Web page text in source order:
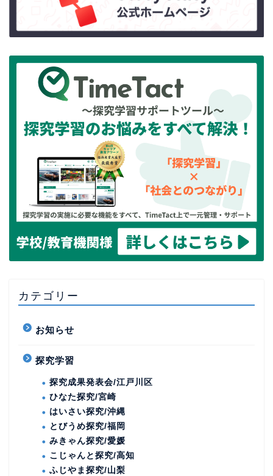
カテゴリー
お知らせ
探究学習
探究成果発表会/江戸川区
ひなた探究/宮崎
はいさい探究/沖縄
とびうめ探究/福岡
みきゃん探究/愛媛
こじゃんと探究/高知
ふじやま探究/山梨